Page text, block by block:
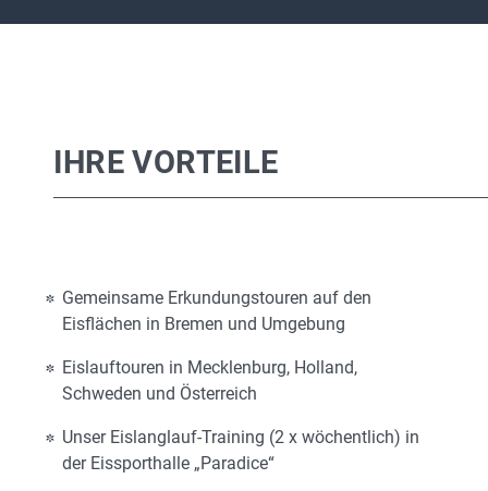
IHRE VORTEILE
Gemeinsame Erkundungstouren auf den
Eisflächen in Bremen und Umgebung
Eislauftouren in Mecklenburg, Holland,
Schweden und Österreich
Unser Eislanglauf-Training (2 x wöchentlich) in
der Eissporthalle „Paradice“